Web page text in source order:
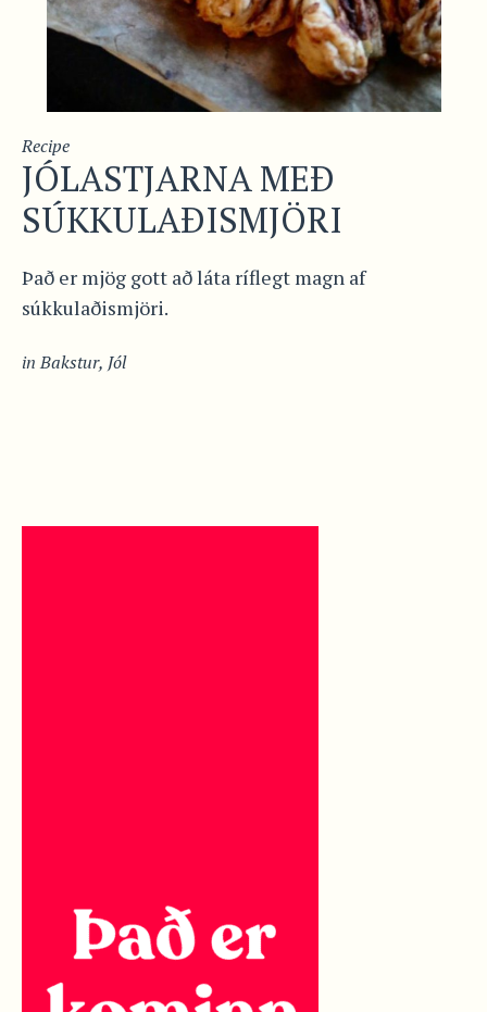
Recipe
JÓLASTJARNA MEÐ
SÚKKULAÐISMJÖRI
Það er mjög gott að láta ríflegt magn af
súkkulaðismjöri.
inBakstur, Jól